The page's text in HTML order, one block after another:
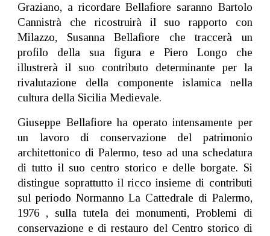
Graziano, a ricordare Bellafiore saranno Bartolo
Cannistrà che ricostruirà il suo rapporto con
Milazzo, Susanna Bellafiore che traccerà un
profilo della sua figura e Piero Longo che
illustrerà il suo contributo determinante per la
rivalutazione della componente islamica nella
cultura della Sicilia Medievale.
Giuseppe Bellafiore ha operato intensamente per
un lavoro di conservazione del patrimonio
architettonico di Palermo, teso ad una schedatura
di tutto il suo centro storico e delle borgate. Si
distingue soprattutto il ricco insieme di contributi
sul periodo Normanno La Cattedrale di Palermo,
1976 , sulla tutela dei monumenti, Problemi di
conservazione e di restauro del Centro storico di